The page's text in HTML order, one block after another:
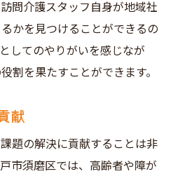
問介護スタッフ自身が地域社
かを見つけることができるの
してのやりがいを感じなが
割を果たすことができます。
献
題の解決に貢献することは非
市須磨区では、高齢者や障が